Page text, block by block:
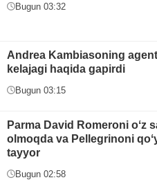
Bugun 03:32
Andrea Kambiasoning
kelajagi haqida gapirdi
Bugun 03:15
Parma David Romeroni oʻz
olmoqda va Pellegrinoni
tayyor
Bugun 02:58